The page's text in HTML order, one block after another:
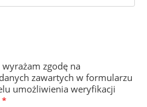
wyrażam zgodę na
zawartych w formularzu
umożliwienia weryfikacji
*